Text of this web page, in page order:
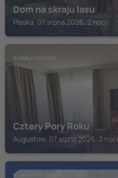
Dom na skraju lasu
Plaska, 07 srpna 2026, 2 noci
SUWALKI REGION
Cztery Pory Roku
Augustow, 07 srpna 2026, 2 noci
SUWALKI REGION